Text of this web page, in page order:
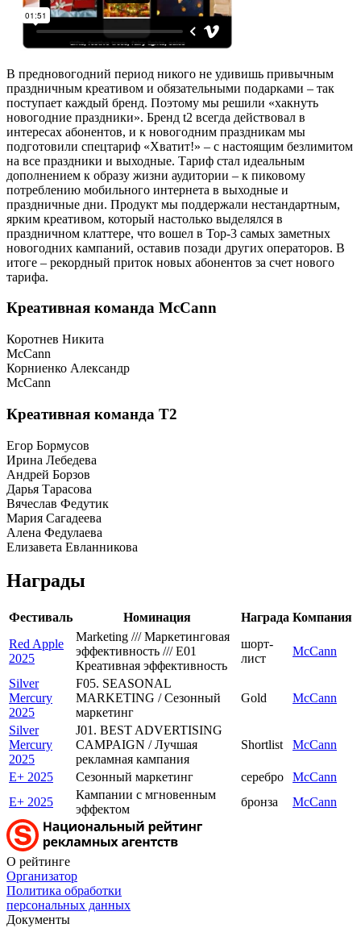
В предновогодний период никого не удивишь привычным
праздничным креативом и обязательными подарками – так
поступает каждый бренд. Поэтому мы решили «хакнуть
новогодние праздники». Бренд t2 всегда действовал в
интересах абонентов, и к новогодним праздникам мы
подготовили спецтариф «Хватит!» – с настоящим безлимитом
на все праздники и выходные. Тариф стал идеальным
дополнением к образу жизни аудитории – к пиковому
потреблению мобильного интернета в выходные и
праздничные дни. Продукт мы поддержали нестандартным,
ярким креативом, который настолько выделялся в
праздничном клаттере, что вошел в Top-3 самых заметных
новогодних кампаний, оставив позади других операторов. В
итоге – рекордный приток новых абонентов за счет нового
тарифа.
Креативная команда McCann
Коротнев Никита
McCann
Корниенко Александр
McCann
Креативная команда T2
Егор Бормусов
Ирина Лебедева
Андрей Борзов
Дарья Тарасова
Вячеслав Федутик
Мария Сагадеева
Алена Федулаева
Елизавета Евланникова
Награды
Фестиваль Номинация Награда Компания
Red Apple
2025
Marketing /// Маркетинговая
эффективность /// E01
Креативная эффективность
шорт-
лист
McCann
Silver
Mercury
2025
F05. SEASONAL
MARKETING / Сезонный
маркетинг
Gold McCann
Silver
Mercury
2025
J01. BEST ADVERTISING
CAMPAIGN / Лучшая
рекламная кампания
Shortlist McCann
E+ 2025 Сезонный маркетинг серебро
McCann
E+ 2025
Кампании с мгновенным
эффектом
бронза McCann
О рейтинге
Организатор
Политика обработки
персональных данных
Документы